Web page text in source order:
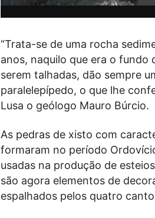
“Trata-se de uma rocha
anos, naquilo que era o fundo
serem talhadas, dão sempre
paralelepípedo, o que lhe
Lusa o geólogo Mauro Búrcio.
As pedras de xisto com
formaram no período
usadas na produção de
são agora elementos de
espalhados pelos quatro